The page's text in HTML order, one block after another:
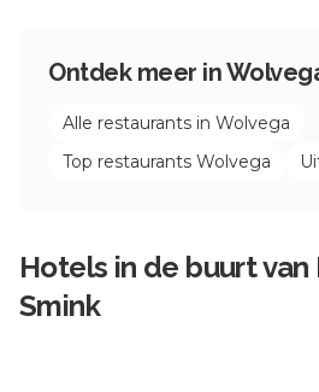
Ontdek meer in
Alle restaurants in Wolvega
Top restaurants Wolvega
Hotels in de buurt van
Smink